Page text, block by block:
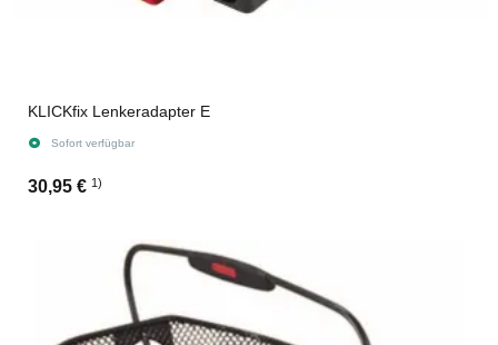
KLICKfix Lenkeradapter E
Sofort verfügbar
30,95 € 1)